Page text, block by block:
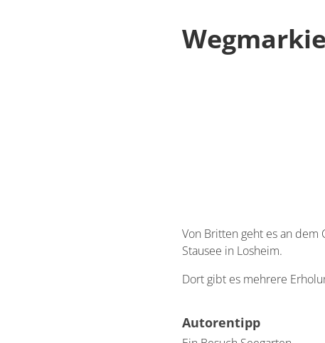
Von Britten geht es an
Stausee in Losheim.
Dort gibt es mehrere
Autorentipp